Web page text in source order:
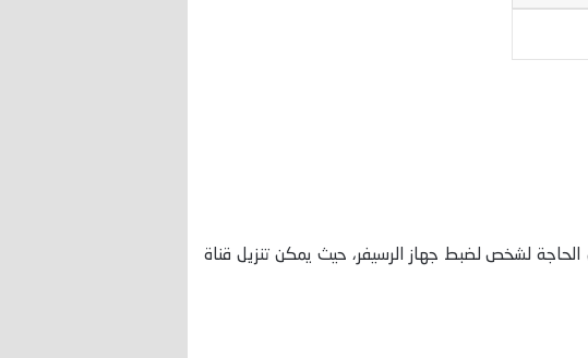
الحاجة لشخص لضبط جهاز الرسيفر، حيث يمكن تنزيل قناة